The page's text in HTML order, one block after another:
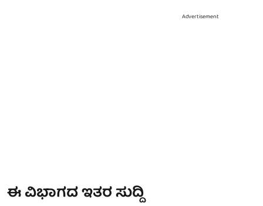
Advertisement
ಈ ವಿಭಾಗದ ಇತರ ಸುದ್ದಿ